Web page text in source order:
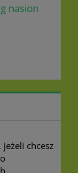
nasion
chcesz